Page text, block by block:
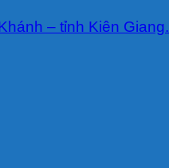
– tỉnh Kiên Giang.